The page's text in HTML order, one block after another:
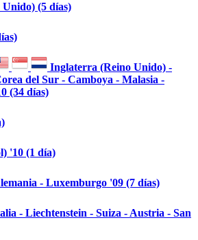
Unido) (5 días)
Inglaterra (Reino Unido) -
del Sur - Camboya - Malasia -
(34 días)
'10 (1 día)
- Luxemburgo '09 (7 días)
- Liechtenstein - Suiza - Austria - San